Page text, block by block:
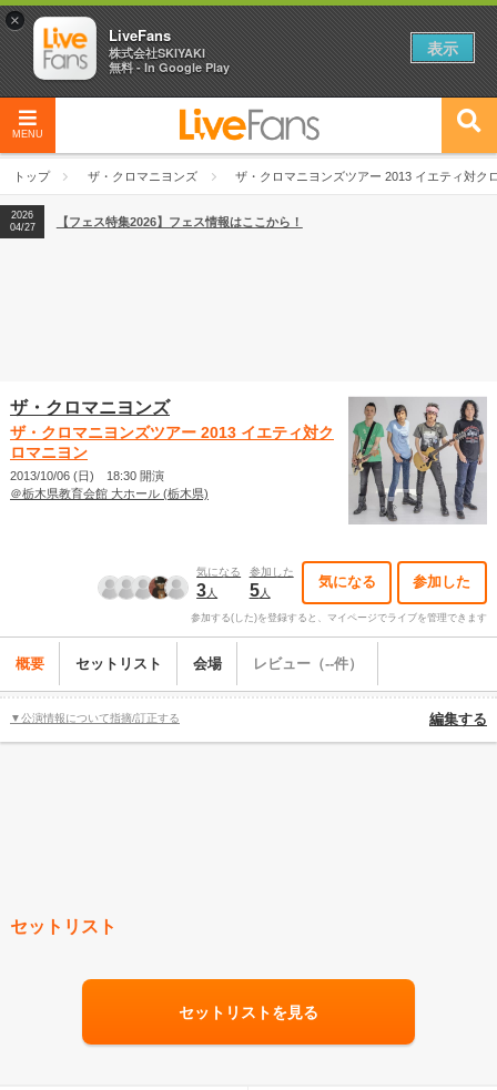
MENU
トップ ザ・クロマニヨンズ ザ・クロマニヨンズツアー 2013 イエティ対ク
2026
04/27
2026
【ライブ動員ランキング】2026年上半期編発表！
2026
04/27
【フェス特集2026】フェス情報はここから！
ザ・クロマニヨンズ
ザ・クロマニヨンズツアー 2013 イエティ対ク
ロマニヨン
2013/10/06 (日) 18:30 開演
＠栃木県教育会館 大ホール (栃木県)
気になる
3人
参加した
5人
気になる 参加した
参加する(した)を登録すると、マイページでライブを管理できます
概要 セットリスト 会場 レビュー（--件）
▼公演情報について指摘/訂正する 編集する
セットリスト
セットリストを見る
×
LiveFans
株式会社SKIYAKI
無料 - In Google Play
表示